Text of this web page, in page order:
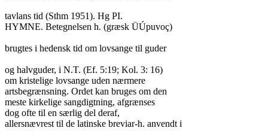
tavlans tid (Sthm 1951). Hg PI.
HYMNE. Betegnelsen h. (græsk ÜÚpuvoç)
brugtes i hedensk tid om lovsange til guder
og halvguder, i N.T. (Ef. 5:19; Kol. 3: 16)
om kristelige lovsange uden nærmere
artsbegrænsning. Ordet kan bruges om den
meste kirkelige sangdigtning, afgrænses
dog ofte til en særlig del deraf,
allersnævrest til de latinske breviar-h. anvendt i